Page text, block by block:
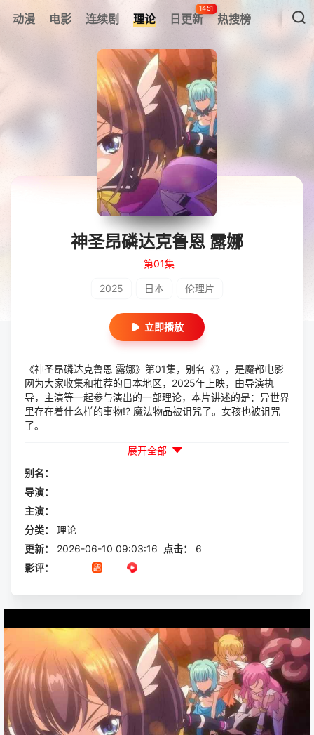
动漫 电影 连续剧 理论 日更新
1451
热搜榜
神圣昂磷达克鲁恩 露娜
第01集
2025 日本 伦理片
立即播放
《神圣昂磷达克鲁恩 露娜》第01集，别名《》，是魔都电影
网为大家收集和推荐的日本地区，2025年上映，由导演执
导，主演等一起参与演出的一部理论，本片讲述的是：异世界
里存在着什么样的事物!? 魔法物品被诅咒了。女孩也被诅咒
了。
展开全部
别名：
导演：
主演：
分类：
理论
更新：
2026-06-10 09:03:16 点击：
6
影评：